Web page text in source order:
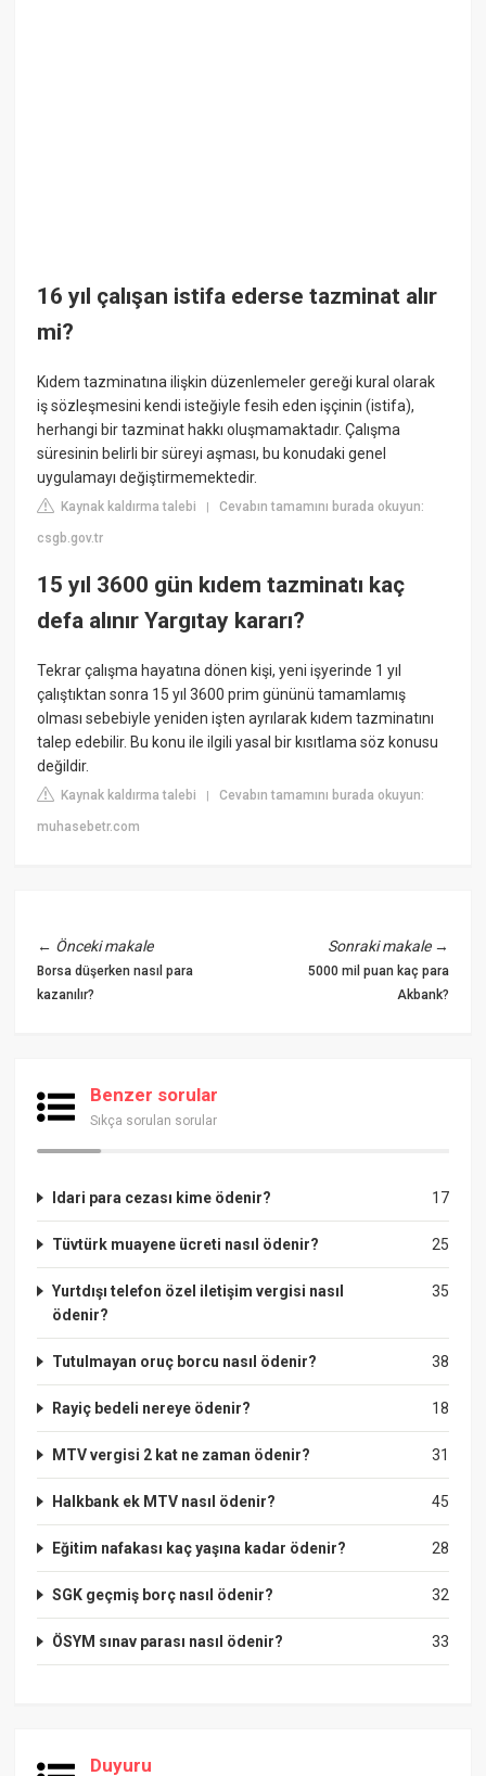
16 yıl çalışan istifa ederse tazminat alır
mi?
Kıdem tazminatına ilişkin düzenlemeler gereği kural olarak
iş sözleşmesini kendi isteğiyle fesih eden işçinin (istifa),
herhangi bir tazminat hakkı oluşmamaktadır. Çalışma
süresinin belirli bir süreyi aşması, bu konudaki genel
uygulamayı değiştirmemektedir.
Kaynak kaldırma talebi |Cevabın tamamını burada okuyun:
csgb.gov.tr
15 yıl 3600 gün kıdem tazminatı kaç
defa alınır Yargıtay kararı?
Tekrar çalışma hayatına dönen kişi, yeni işyerinde 1 yıl
çalıştıktan sonra 15 yıl 3600 prim gününü tamamlamış
olması sebebiyle yeniden işten ayrılarak kıdem tazminatını
talep edebilir. Bu konu ile ilgili yasal bir kısıtlama söz konusu
değildir.
Kaynak kaldırma talebi |Cevabın tamamını burada okuyun:
muhasebetr.com
← Önceki makale
Borsa düşerken nasıl para
kazanılır?
Sonraki makale→
5000 mil puan kaç para
Akbank?
Benzer sorular
Sıkça sorulan sorular
17
Idari para cezası kime ödenir?
25
Tüvtürk muayene ücreti nasıl ödenir?
35
Yurtdışı telefon özel iletişim vergisi nasıl
ödenir?
38
Tutulmayan oruç borcu nasıl ödenir?
18
Rayiç bedeli nereye ödenir?
31
MTV vergisi 2 kat ne zaman ödenir?
45
Halkbank ek MTV nasıl ödenir?
28
Eğitim nafakası kaç yaşına kadar ödenir?
32
SGK geçmiş borç nasıl ödenir?
33
ÖSYM sınav parası nasıl ödenir?
Duyuru